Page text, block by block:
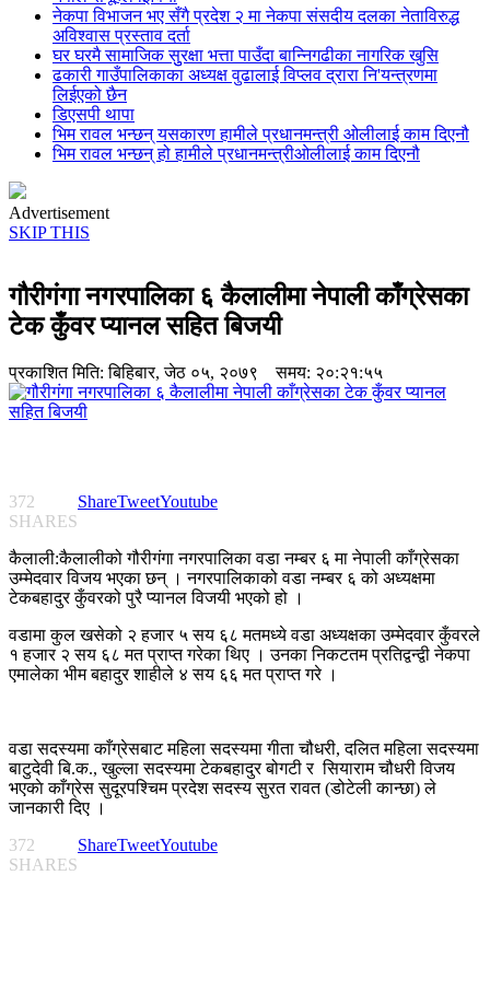
नेकपा विभाजन भए सँगै प्रदेश २ मा नेकपा संसदीय दलका नेताविरुद्ध
अविश्वास प्रस्ताव दर्ता
घर घरमै सामाजिक सुुरक्षा भत्ता पाउँदा बान्निगढीका नागरिक खुसि
ढकारी गाउँपालिकाका अध्यक्ष वुढालाई विप्लव द्रारा नि'यन्त्रणमा
लिईएको छैन
डिएसपी थापा
भिम रावल भन्छन् यसकारण हामीले प्रधानमन्त्री ओलीलाई काम दिएनौ
भिम रावल भन्छन् हो हामीले प्रधानमन्त्रीओलीलाई काम दिएनौ
Advertisement
SKIP THIS
गौरीगंगा नगरपालिका ६ कैलालीमा नेपाली काँग्रेसका
टेक कुँवर प्यानल सहित बिजयी
प्रकाशित मिति:बिहिबार, जेठ ०५, २०७९ समय: २०:२१:५५
372
SHARES
ShareTweetYoutube
कैलाली:कैलालीको गौरीगंगा नगरपालिका वडा नम्बर ६ मा नेपाली काँग्रेसका
उम्मेदवार विजय भएका छन् । नगरपालिकाको वडा नम्बर ६ को अध्यक्षमा
टेकबहादुर कुँवरको पुरै प्यानल विजयी भएको हो ।
वडामा कुल खसेको २ हजार ५ सय ६८ मतमध्ये वडा अध्यक्षका उम्मेदवार कुँवरले
१ हजार २ सय ६८ मत प्राप्त गरेका थिए । उनका निकटतम प्रतिद्वन्द्वी नेकपा
एमालेका भीम बहादुर शाहीले ४ सय ६६ मत प्राप्त गरे ।
वडा सदस्यमा काँग्रेसबाट महिला सदस्यमा गीता चौधरी, दलित महिला सदस्यमा
बाटुदेवी बि.क., खुल्ला सदस्यमा टेकबहादुर बोगटी र सियाराम चौधरी विजय
भएकाे काँग्रेस सुदूरपश्चिम प्रदेश सदस्य सुरत रावत (डोटेली कान्छा) ले
जानकारी दिए ।
372
SHARES
ShareTweetYoutube